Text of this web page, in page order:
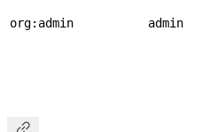
org:admin admin
